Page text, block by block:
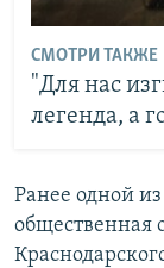
СМОТРИ ТАКЖЕ
"Для нас
легенда, а
Ранее одной
общественная